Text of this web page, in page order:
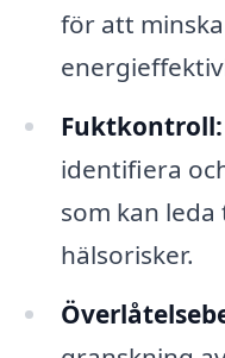
för att
Fuktkontroll:
identifiera
som kan
hälsorisker.